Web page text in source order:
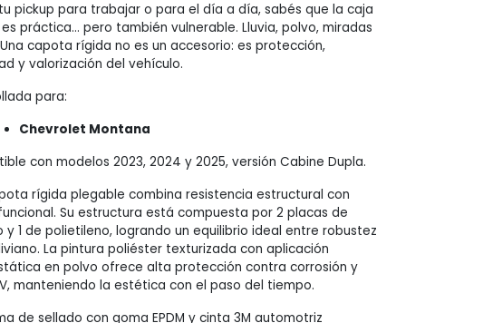
precio
original
$45.990.
precio
actual
$43.350.
pickup para trabajar o para el día a día, sabés que la caja
práctica… pero también vulnerable. Lluvia, polvo, miradas
capota rígida no es un accesorio: es protección,
y valorización del vehículo.
para:
Chevrolet Montana
con modelos 2023, 2024 y 2025, versión Cabine Dupla.
rígida plegable combina resistencia estructural con
Su estructura está compuesta por 2 placas de
y 1 de polietileno, logrando un equilibrio ideal entre robustez
La pintura poliéster texturizada con aplicación
en polvo ofrece alta protección contra corrosión y
manteniendo la estética con el paso del tiempo.
de sellado con goma EPDM y cinta 3M automotriz